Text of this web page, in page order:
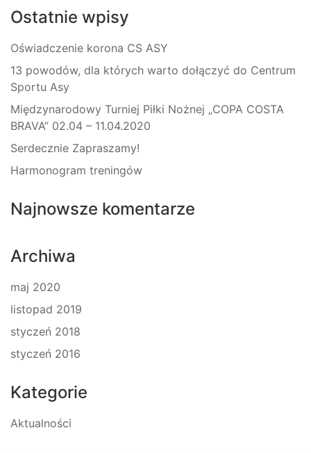
Ostatnie wpisy
Oświadczenie korona CS ASY
13 powodów, dla których warto dołączyć do Centrum
Sportu Asy
Międzynarodowy Turniej Piłki Nożnej „COPA COSTA
BRAVA” 02.04 – 11.04.2020
Serdecznie Zapraszamy!
Harmonogram treningów
Najnowsze komentarze
Archiwa
maj 2020
listopad 2019
styczeń 2018
styczeń 2016
Kategorie
Aktualności